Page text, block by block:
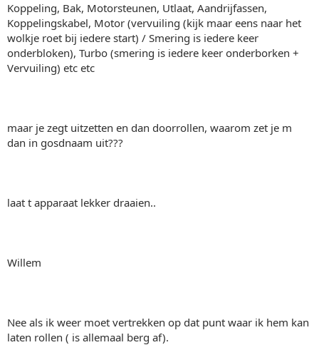
Koppeling, Bak, Motorsteunen, Utlaat, Aandrijfassen,
Koppelingskabel, Motor (vervuiling (kijk maar eens naar het
wolkje roet bij iedere start) / Smering is iedere keer
onderbloken), Turbo (smering is iedere keer onderborken +
Vervuiling) etc etc
maar je zegt uitzetten en dan doorrollen, waarom zet je m
dan in gosdnaam uit???
laat t apparaat lekker draaien..
Willem
Nee als ik weer moet vertrekken op dat punt waar ik hem kan
laten rollen ( is allemaal berg af).